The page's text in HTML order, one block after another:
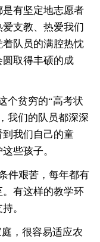
有坚定地志愿者
支教、热爱我们
队员的满腔热忱
取得丰硕的成
贫穷的“高考状
我们的队员都深深
我们自己的童
些孩子。
艰苦，每年都有
有这样的教学环
。
，很容易适应农